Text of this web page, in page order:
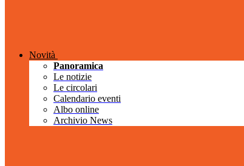
Novità
Panoramica
Le notizie
Le circolari
Calendario eventi
Albo online
Archivio News